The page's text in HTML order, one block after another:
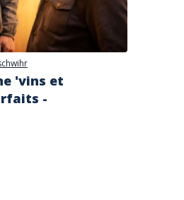
'vins et
-